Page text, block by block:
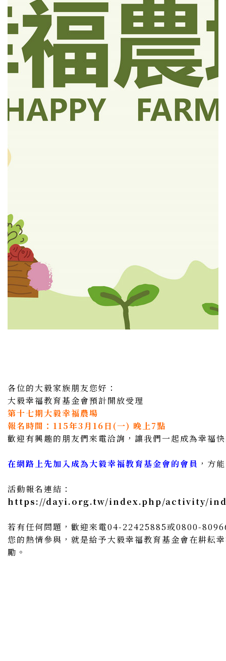
各位的大毅家族朋友您好：
大毅幸福教育基金會預計開放受理
第十七期大毅幸福農場
報名時間：115年3月16日(一) 晚上7點
歡迎有興趣的朋友們來電洽詢，讓我們一起成為幸福
在網路上先加入成為大毅幸福教育基金會的會員 ，方
活動報名連結：
https://dayi.org.tw/index.php/activity/
若有任何問題，歡迎來電04-22425885或0800-
您的熱情參與，就是給予大毅幸福教育基金會在耕耘
勵。